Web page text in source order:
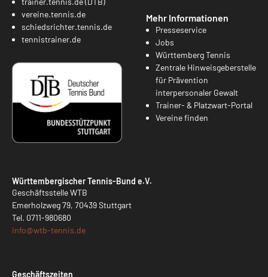
vereine.tennis.de
schiedsrichter.tennis.de
tennistrainer.de
Mehr Informationen
Presseservice
Jobs
Württemberg Tennis
Zentrale Hinweisgeberstelle
für Prävention
interpersonaler Gewalt
Trainer- & Platzwart-Portal
Vereine finden
Württembergischer Tennis-Bund e.V.
Geschäftsstelle WTB
Emerholzweg 79, 70439 Stuttgart
Tel. 0711-980680
info@wtb-tennis.de
Geschäftszeiten